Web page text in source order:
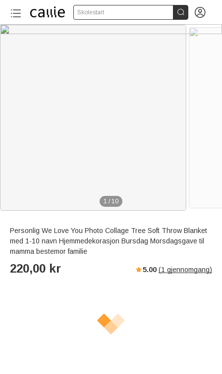
Skolestart  
1 / 10
Personlig We Love You Photo Collage Tree Soft Throw Blanket
med 1-10 navn Hjemmedekorasjon Bursdag Morsdagsgave til
mamma bestemor familie
220,00 kr 5.00 (1 gjennomgang)